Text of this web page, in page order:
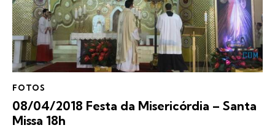
FOTOS
08/04/2018 Festa da Misericórdia – Santa
Missa 18h